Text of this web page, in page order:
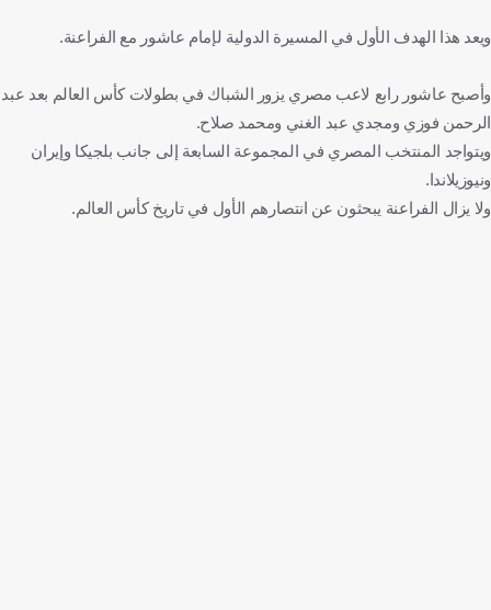
ويعد هذا الهدف الأول في المسيرة الدولية لإمام عاشور مع الفراعنة.
وأصبح عاشور رابع لاعب مصري يزور الشباك في بطولات كأس العالم بعد عبد
الرحمن فوزي ومجدي عبد الغني ومحمد صلاح.
ويتواجد المنتخب المصري في المجموعة السابعة إلى جانب بلجيكا وإيران
ونيوزيلاندا.
ولا يزال الفراعنة يبحثون عن انتصارهم الأول في تاريخ كأس العالم.